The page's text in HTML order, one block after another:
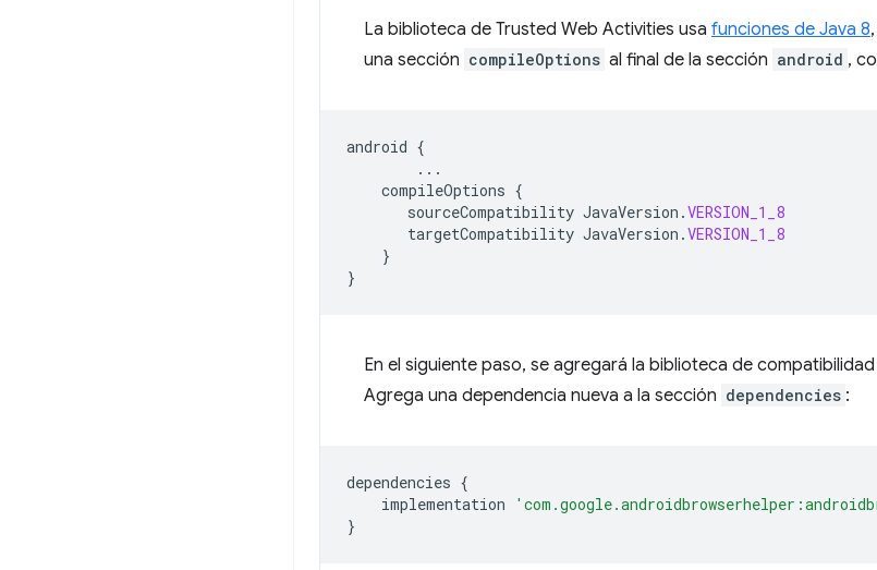
La biblioteca de Trusted Web Activities usa funciones de Java 8
una sección compileOptions al final de la sección android ,
android {
...
compileOptions {
sourceCompatibility JavaVersion .VERSION_1_8
targetCompatibility JavaVersion .VERSION_1_8
}
}
En el siguiente paso, se agregará la biblioteca de
Agrega una dependencia nueva a la sección dependencies :
dependencies {
implementation
}